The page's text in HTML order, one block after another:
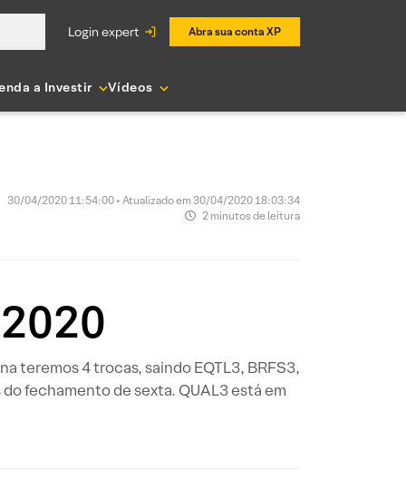
login expert Abra sua conta XP
a Investir Vídeos
30/04/2020 11:54:00 • Atualizado em 30/04/2020 18:03:34
2 minutos de leitura
teremos 4 trocas, saindo EQTL3, BRFS3,
fechamento de sexta. QUAL3 está em